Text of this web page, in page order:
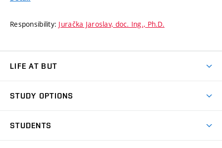
Responsibility: Juračka Jaroslav, doc. Ing., Ph.D.
LIFE AT BUT
Dormitories
STUDY OPTIONS
STUDENTS